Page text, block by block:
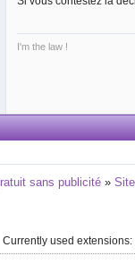
I'm the law !
sans publicité »
Currently used